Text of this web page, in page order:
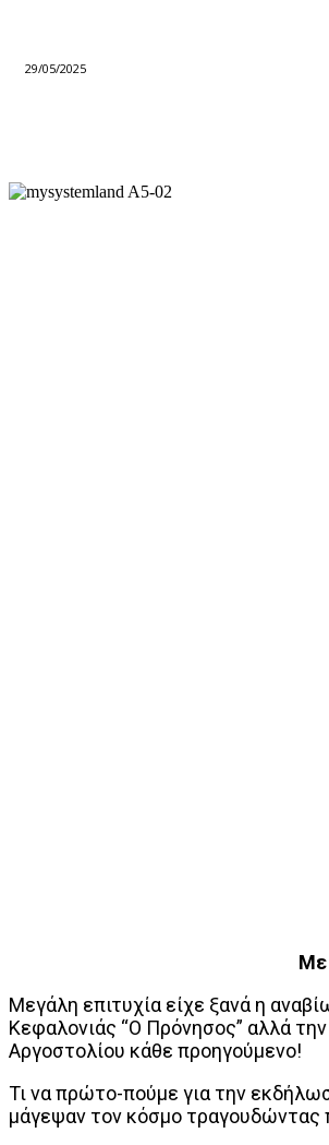
29/05/2025
Με
Μεγάλη επιτυχία είχε ξανά η
Κεφαλονιάς “Ο Πρόνησος” αλλά
Αργοστολίου κάθε προηγούμενο!
Τι να πρώτο-πούμε για την
μάγεψαν τον κόσμο τραγουδώντας